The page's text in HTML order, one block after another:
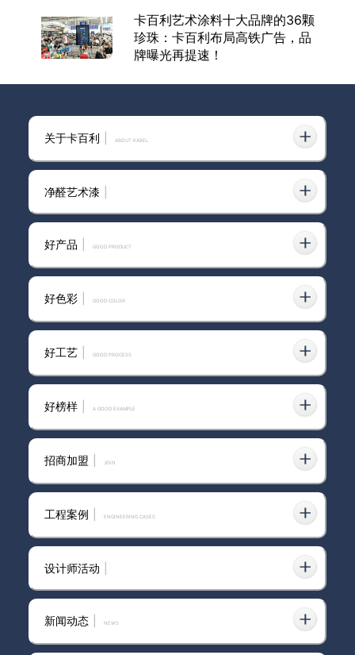
卡百利艺术涂料十大品牌的36颗
珍珠：卡百利布局高铁广告，品
牌曝光再提速！
2020广州建博会｜卡百利拍了
拍你，邀你一同开启“第二增长曲
艺术漆厂家怎么选？卡百利布莱
卡百利艺术漆：以0级防霉与主
动净醛特性重构地下空间人居微
福建水性艺术漆加盟
关于卡百利 ABOUT KABEL
净醛艺术漆
好产品 GOOD PRODUCT
好色彩 GOOD COLOR
好工艺 GOOD PROCESS
好榜样 A GOOD EXAMPLE
招商加盟 join
工程案例 ENGINEERING CASES
设计师活动
新闻动态 news